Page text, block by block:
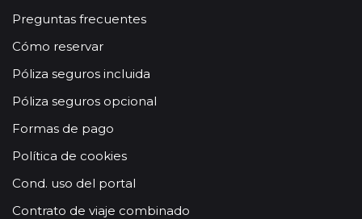
Preguntas frecuentes
Cómo reservar
Póliza seguros incluida
Póliza seguros opcional
Formas de pago
Política de cookies
Cond. uso del portal
Contrato de viaje combinado